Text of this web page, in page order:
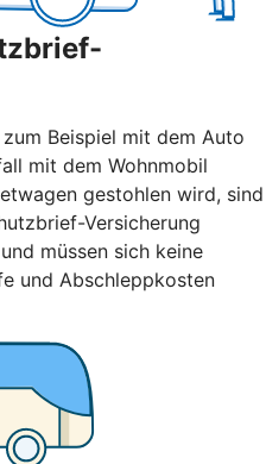
Beispiel mit dem Auto
mit dem Wohnmobil
gestohlen wird, sind
Versicherung
müssen sich keine
und Abschleppkosten